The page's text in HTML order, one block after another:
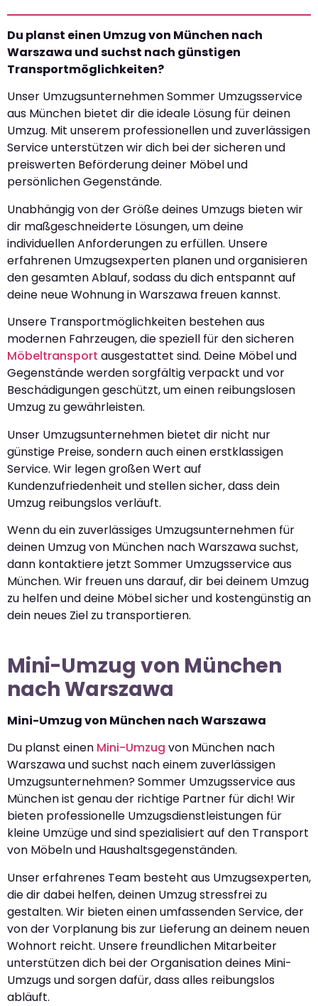
Du planst einen Umzug von München nach
Warszawa und suchst nach günstigen
Transportmöglichkeiten?
Unser Umzugsunternehmen Sommer Umzugsservice
aus München bietet dir die ideale Lösung für deinen
Umzug. Mit unserem professionellen und zuverlässigen
Service unterstützen wir dich bei der sicheren und
preiswerten Beförderung deiner Möbel und
persönlichen Gegenstände.
Unabhängig von der Größe deines Umzugs bieten wir
dir maßgeschneiderte Lösungen, um deine
individuellen Anforderungen zu erfüllen. Unsere
erfahrenen Umzugsexperten planen und organisieren
den gesamten Ablauf, sodass du dich entspannt auf
deine neue Wohnung in Warszawa freuen kannst.
Unsere Transportmöglichkeiten bestehen aus
modernen Fahrzeugen, die speziell für den sicheren
Möbeltransport ausgestattet sind. Deine Möbel und
Gegenstände werden sorgfältig verpackt und vor
Beschädigungen geschützt, um einen reibungslosen
Umzug zu gewährleisten.
Unser Umzugsunternehmen bietet dir nicht nur
günstige Preise, sondern auch einen erstklassigen
Service. Wir legen großen Wert auf
Kundenzufriedenheit und stellen sicher, dass dein
Umzug reibungslos verläuft.
Wenn du ein zuverlässiges Umzugsunternehmen für
deinen Umzug von München nach Warszawa suchst,
dann kontaktiere jetzt Sommer Umzugsservice aus
München. Wir freuen uns darauf, dir bei deinem Umzug
zu helfen und deine Möbel sicher und kostengünstig an
dein neues Ziel zu transportieren.
Mini-Umzug von München
nach Warszawa
Mini-Umzug von München nach Warszawa
Du planst einen Mini-Umzug von München nach
Warszawa und suchst nach einem zuverlässigen
Umzugsunternehmen? Sommer Umzugsservice aus
München ist genau der richtige Partner für dich! Wir
bieten professionelle Umzugsdienstleistungen für
kleine Umzüge und sind spezialisiert auf den Transport
von Möbeln und Haushaltsgegenständen.
Unser erfahrenes Team besteht aus Umzugsexperten,
die dir dabei helfen, deinen Umzug stressfrei zu
gestalten. Wir bieten einen umfassenden Service, der
von der Vorplanung bis zur Lieferung an deinem neuen
Wohnort reicht. Unsere freundlichen Mitarbeiter
unterstützen dich bei der Organisation deines Mini-
Umzugs und sorgen dafür, dass alles reibungslos
abläuft.